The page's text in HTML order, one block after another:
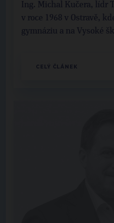
Ing. Michal Kučera, lídr
v roce 1968 v Ostravě,
gymnáziu a na Vysoké
CELÝ ČLÁNEK